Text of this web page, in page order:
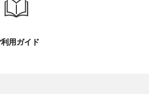
用ガイド